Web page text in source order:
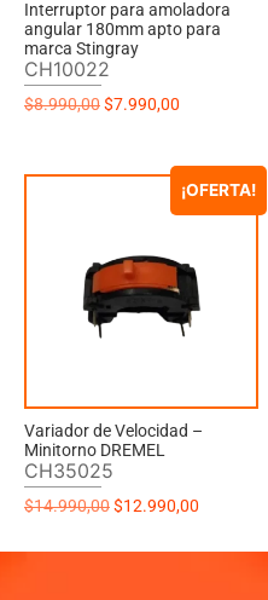
Interruptor para amoladora
angular 180mm apto para
marca Stingray
CH10022
$8.990,00$7.990,00
¡OFERTA!
Variador de Velocidad –
Minitorno DREMEL
CH35025
$14.990,00$12.990,00